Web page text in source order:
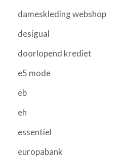
dameskleding webshop
desigual
doorlopend krediet
e5 mode
eb
eh
essentiel
europabank